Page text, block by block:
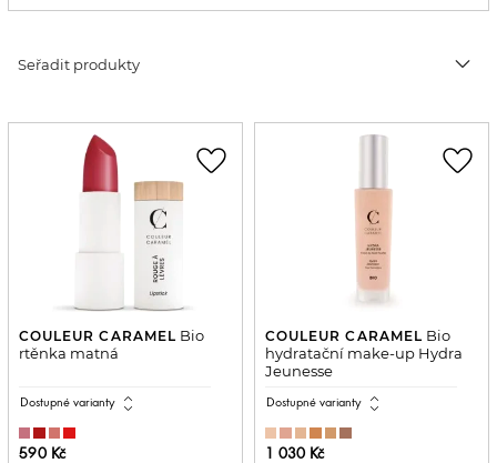
Seřadit produkty expand_more
COULEUR CARAMEL Bio
rtěnka matná
Dostupné varianty expand_all
590 Kč
favorite_border
COULEUR CARAMEL Bio
hydratační make-up Hydra
Jeunesse
Dostupné varianty expand_all
1 030 Kč
favorite_border